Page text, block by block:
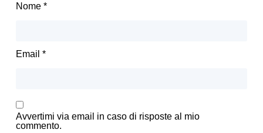
Nome *
Email *
Avvertimi via email in caso di risposte al mio
commento.